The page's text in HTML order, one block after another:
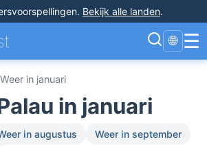
. Bekijk alle landen.
🌐 ☰
Weer in januari
in januari
in augustus
Weer in september